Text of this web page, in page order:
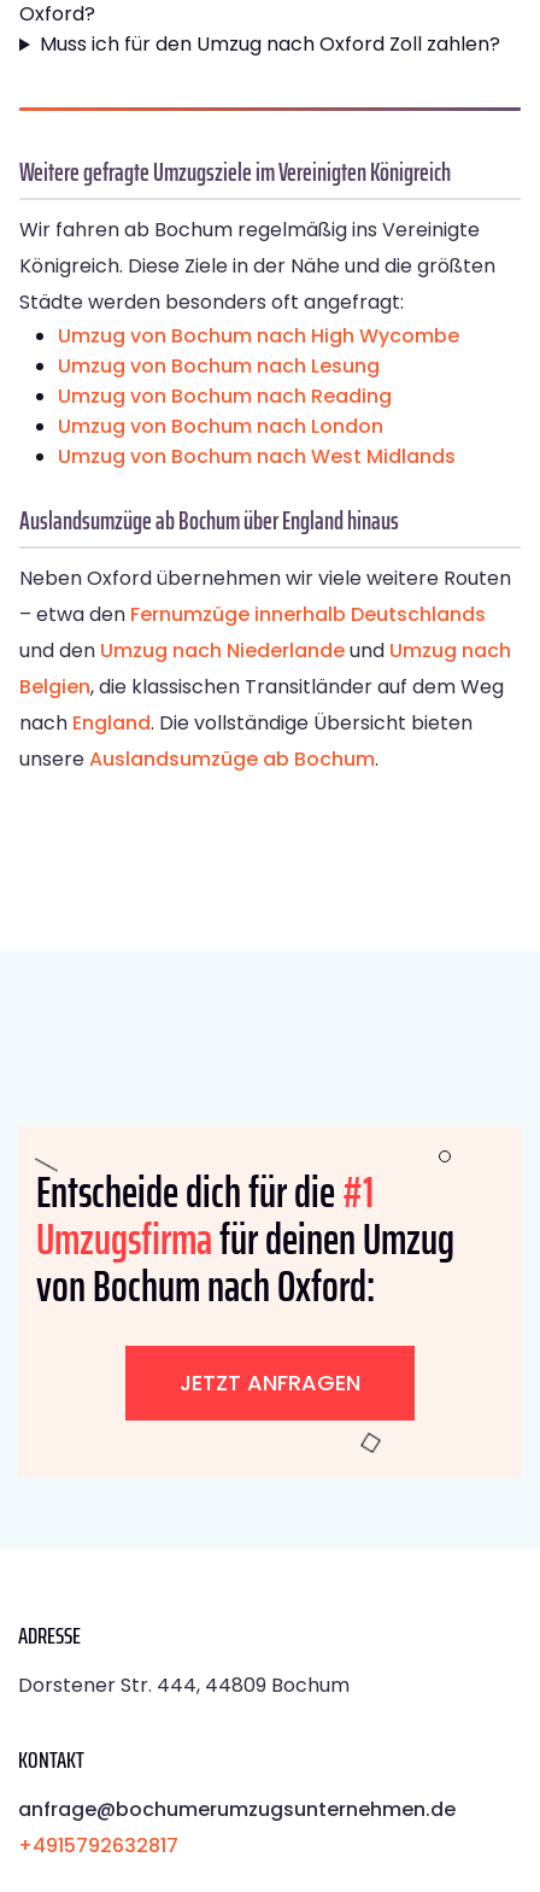
Oxford?
Muss ich für den Umzug nach Oxford Zoll zahlen?
Weitere gefragte Umzugsziele im Vereinigten Königreich
Wir fahren ab Bochum regelmäßig ins Vereinigte
Königreich. Diese Ziele in der Nähe und die größten
Städte werden besonders oft angefragt:
Umzug von Bochum nach High Wycombe
Umzug von Bochum nach Lesung
Umzug von Bochum nach Reading
Umzug von Bochum nach London
Umzug von Bochum nach West Midlands
Auslandsumzüge ab Bochum über England hinaus
Neben Oxford übernehmen wir viele weitere Routen
– etwa den Fernumzüge innerhalb Deutschlands
und den Umzug nach Niederlandeund Umzug nach
Belgien, die klassischen Transitländer auf dem Weg
nach England. Die vollständige Übersicht bieten
unsereAuslandsumzüge ab Bochum.
Entscheide dich für die#1
Umzugsfirmafür deinen Umzug
von Bochum nach Oxford:
JETZT ANFRAGEN
ADRESSE
Dorstener Str. 444, 44809 Bochum
KONTAKT
anfrage@bochumerumzugsunternehmen.de
+4915792632817